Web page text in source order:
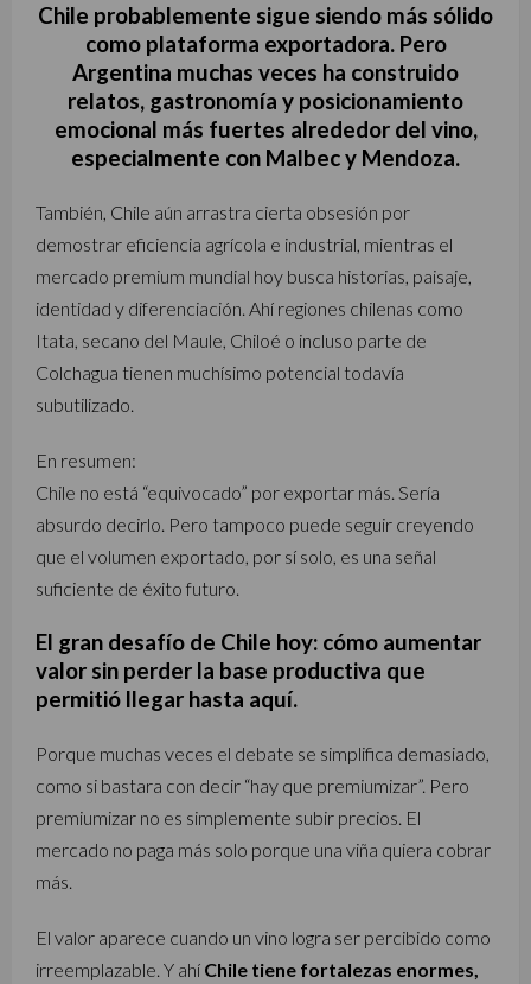
Chile probablemente sigue siendo más sólido
como plataforma exportadora. Pero
Argentina muchas veces ha construido
relatos, gastronomía y posicionamiento
emocional más fuertes alrededor del vino,
especialmente con Malbec y Mendoza.
También, Chile aún arrastra cierta obsesión por
demostrar eficiencia agrícola e industrial, mientras el
mercado premium mundial hoy busca historias, paisaje,
identidad y diferenciación. Ahí regiones chilenas como
Itata, secano del Maule, Chiloé o incluso parte de
Colchagua tienen muchísimo potencial todavía
subutilizado.
En resumen:
Chile no está “equivocado” por exportar más. Sería
absurdo decirlo. Pero tampoco puede seguir creyendo
que el volumen exportado, por sí solo, es una señal
suficiente de éxito futuro.
El gran desafío de Chile hoy: cómo aumentar
valor sin perder la base productiva que
permitió llegar hasta aquí.
Porque muchas veces el debate se simplifica demasiado,
como si bastara con decir “hay que premiumizar”. Pero
premiumizar no es simplemente subir precios. El
mercado no paga más solo porque una viña quiera cobrar
más.
El valor aparece cuando un vino logra ser percibido como
irreemplazable. Y ahí Chile tiene fortalezas enormes,